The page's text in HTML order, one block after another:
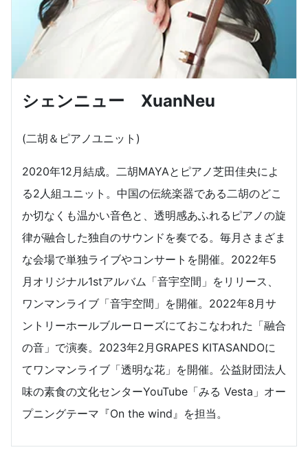
シェンニュー XuanNeu
(二胡＆ピアノユニット)
2020年12月結成。二胡MAYAとピアノ芝田佳央によ
る2人組ユニット。中国の伝統楽器である二胡のどこ
か切なくも温かい音色と、透明感あふれるピアノの旋
律が融合した独自のサウンドを奏でる。毎月さまざま
な会場で単独ライブやコンサートを開催。2022年5
月オリジナル1stアルバム「音宇空間」をリリース、
ワンマンライブ「音宇空間」を開催。2022年8月サ
ントリーホールブルーローズにておこなわれた「融合
の音」で演奏。2023年2月GRAPES KITASANDOに
てワンマンライブ「透明な花」を開催。公益財団法人
味の素食の文化センターYouTube「みる Vesta」オー
プニングテーマ『On the wind』を担当。